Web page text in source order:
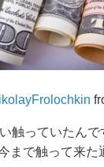
触っていたんで
まで触って来た